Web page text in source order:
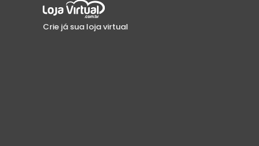
Crie já sua loja virtual